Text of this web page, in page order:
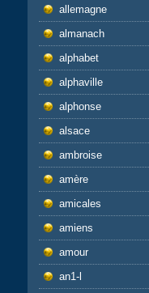
allemagne
almanach
alphabet
alphaville
alphonse
alsace
ambroise
amère
amicales
amiens
amour
an1-l